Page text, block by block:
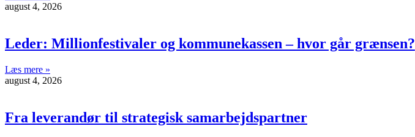
august 4, 2026
Leder: Millionfestivaler og kommunekassen – hvor går grænsen?
Læs mere »
august 4, 2026
Fra leverandør til strategisk samarbejdspartner